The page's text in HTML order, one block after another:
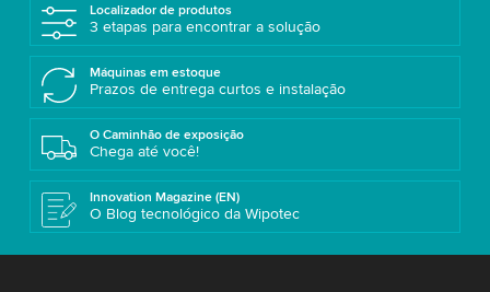
Localizador de produtos
3 etapas para encontrar a solução
Máquinas em estoque
Prazos de entrega curtos e instalação
O Caminhão de exposição
Chega até você!
Innovation Magazine (EN)
O Blog tecnológico da Wipotec